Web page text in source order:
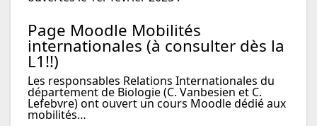
Page Moodle Mobilités
internationales (à consulter dès la
L1!!)
Les responsables Relations Internationales du
département de Biologie (C. Vanbesien et C.
Lefebvre) ont ouvert un cours Moodle dédié aux
mobilités…